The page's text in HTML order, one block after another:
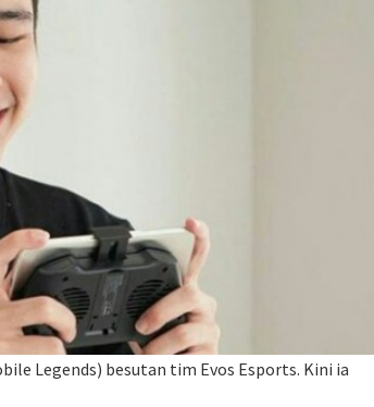
Legends) besutan tim Evos Esports. Kini ia